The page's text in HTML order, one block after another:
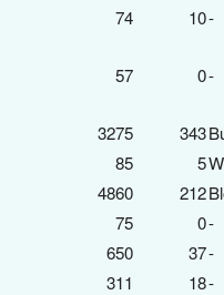
74 10-
57 0-
3275 343
85 5
4860 212
75 0-
650 37-
311 18-